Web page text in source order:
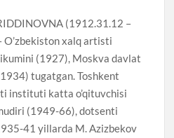
(1912.31.12 –
O’zbekiston xalq artisti
(1927), Moskva davlat
tugatgan. Toshkent
instituti katta o’qituvchisi
(1949-66), dotsenti
41 yillarda M. Azizbekov